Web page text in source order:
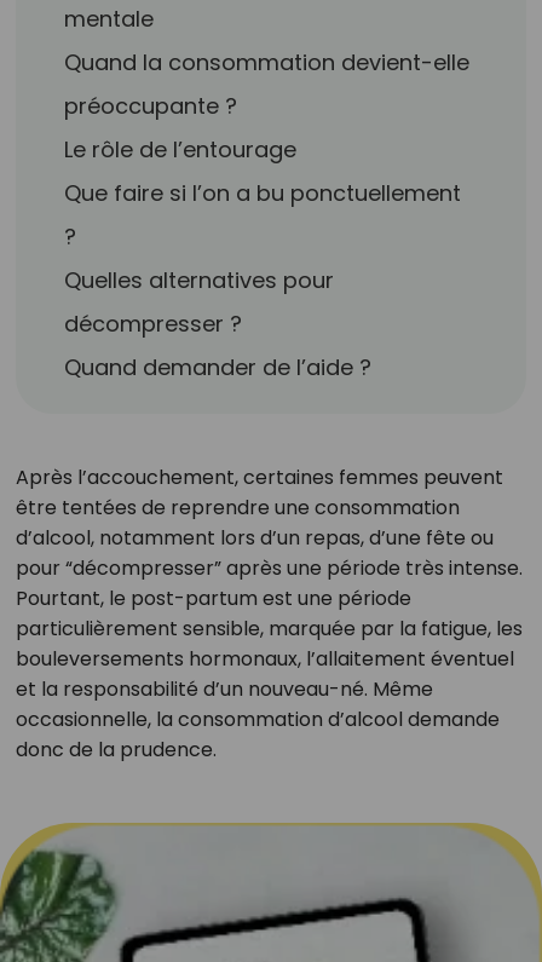
mentale
Quand la consommation devient-elle
préoccupante ?
Le rôle de l’entourage
Que faire si l’on a bu ponctuellement
?
Quelles alternatives pour
décompresser ?
Quand demander de l’aide ?
Après l’accouchement, certaines femmes peuvent
être tentées de reprendre une consommation
d’alcool, notamment lors d’un repas, d’une fête ou
pour “décompresser” après une période très intense.
Pourtant, le post-partum est une période
particulièrement sensible, marquée par la fatigue, les
bouleversements hormonaux, l’allaitement éventuel
et la responsabilité d’un nouveau-né. Même
occasionnelle, la consommation d’alcool demande
donc de la prudence.